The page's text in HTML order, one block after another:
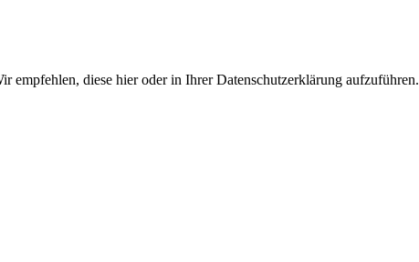
diese hier oder in Ihrer Datenschutzerklärung aufzuführen.